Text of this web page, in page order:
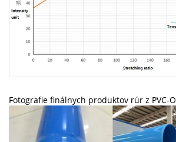
Fotografie finálnych produktov rúr z PVC-O